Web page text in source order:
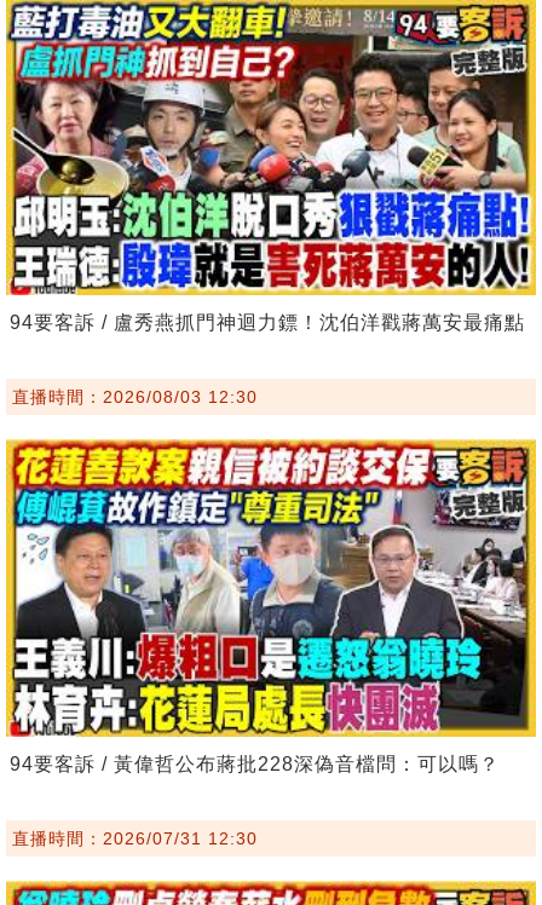
94要客訴 / 盧秀燕抓門神迴力鏢！沈伯洋戳蔣萬安最痛點
直播時間：2026/08/03 12:30
94要客訴 / 黃偉哲公布蔣批228深偽音檔問：可以嗎？
直播時間：2026/07/31 12:30